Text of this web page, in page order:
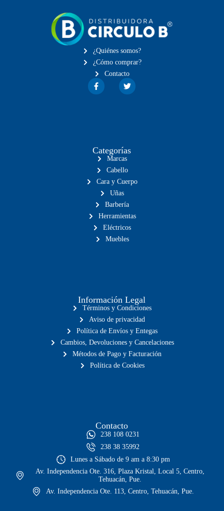
¿Quiénes somos?
¿Cómo comprar?
Contacto
Categorías
Marcas
Cabello
Cara y Cuerpo
Uñas
Barbería
Herramientas
Eléctricos
Muebles
Información Legal
Términos y Condiciones
Aviso de privacidad
Política de Envíos y Entegas
Cambios, Devoluciones y Cancelaciones
Métodos de Pago y Facturación
Política de Cookies
Contacto
238 108 0231
238 38 35992
Lunes a Sábado de 9 am a 8:30 pm
Av. Independencia Ote. 316, Plaza Kristal, Local 5, Centro,
Tehuacán, Pue.
Av. Independencia Ote. 113, Centro, Tehuacán, Pue.